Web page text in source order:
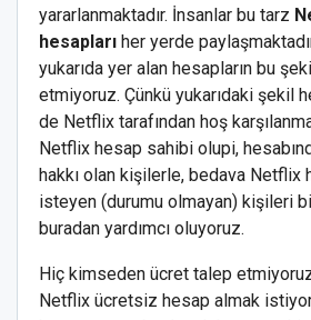
yararlanmaktadır. İnsanlar bu tarz
hesapları her yerde
yukarıda yer alan hesapların bu
etmiyoruz. Çünkü yukarıdaki şekil
de Netflix tarafından hoş
Netflix hesap sahibi olupi,
hakkı olan kişilerle, bedava Netflix
isteyen (durumu olmayan) kişileri
buradan yardımcı oluyoruz.
Hiç kimseden ücret talep
Netflix ücretsiz hesap almak